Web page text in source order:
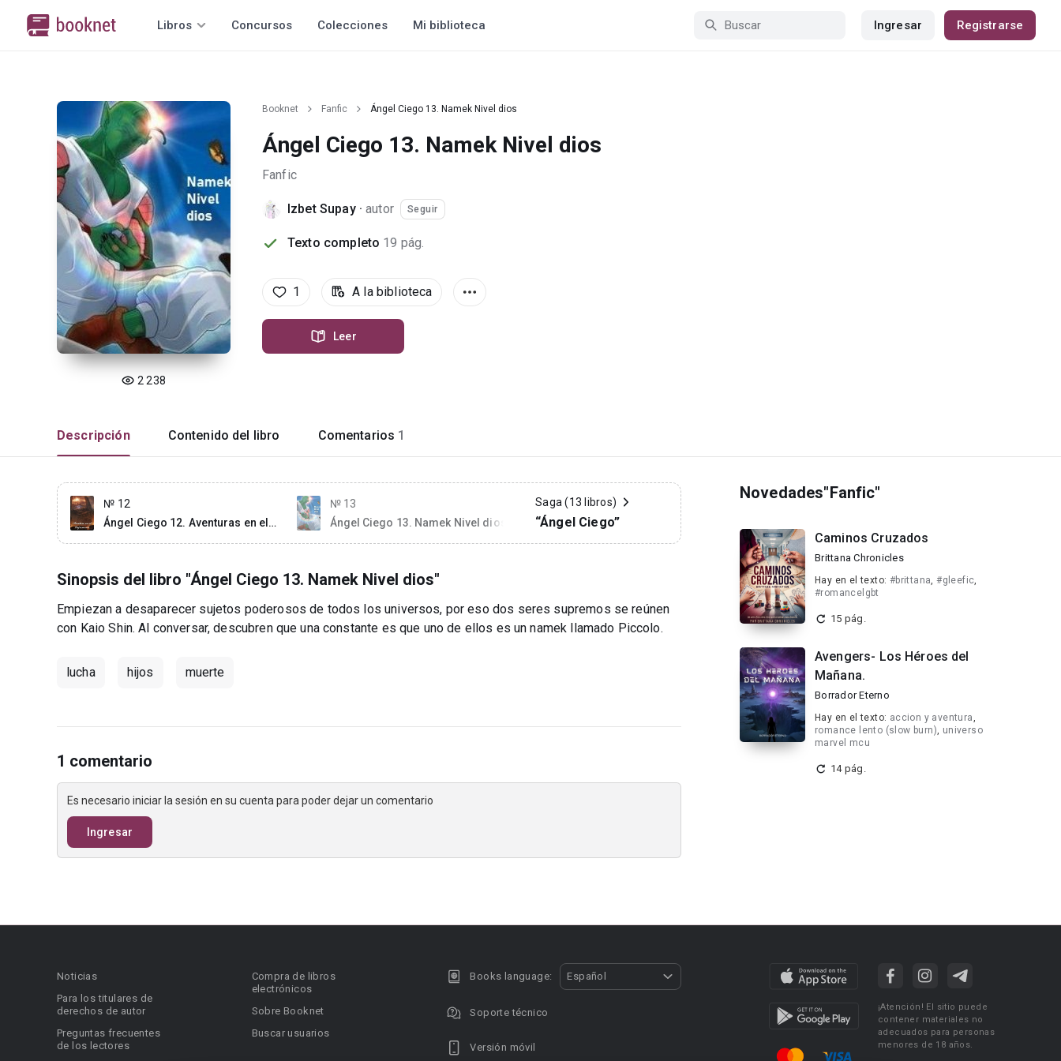
Libros Concursos Colecciones Mi biblioteca Ingresar Registrarse
2 238
Booknet Fanfic Ángel Ciego 13. Namek Nivel dios
Ángel Ciego 13. Namek Nivel dios
Fanfic
Izbet Supay·autor Seguir
Texto completo 19 pág.
1 A la biblioteca
Leer
Descripción Contenido del libro Comentarios 1
№ 12
Ángel Ciego 12. Aventuras en el
№ 13
Ángel Ciego 13. Namek Nivel dios
Saga (13 libros)
“Ángel Ciego”
Sinopsis del libro "Ángel Ciego 13. Namek Nivel dios"
Empiezan a desaparecer sujetos poderosos de todos los universos, por eso dos seres supremos se reúnen
con Kaio Shin. Al conversar, descubren que una constante es que uno de ellos es un namek llamado Piccolo.
lucha hijos muerte
1 comentario
Es necesario iniciar la sesión en su cuenta para poder dejar un comentario
Ingresar
Novedades"Fanfic"
Caminos Cruzados
Brittana Chronicles
Hay en el texto: #brittana,#gleefic,
#romancelgbt
15 pág.
Avengers- Los Héroes del
Mañana.
Borrador Eterno
Hay en el texto: accion y aventura,
romance lento (slow burn), universo
marvel mcu
14 pág.
Noticias
Para los titulares de
derechos de autor
Preguntas frecuentes
de los lectores
Compra de libros
electrónicos
Sobre Booknet
Buscar usuarios
Books language: Español
Soporte técnico
Versión móvil
¡Atención! El sitio puede
contener materiales no
adecuados para personas
menores de 18 años.